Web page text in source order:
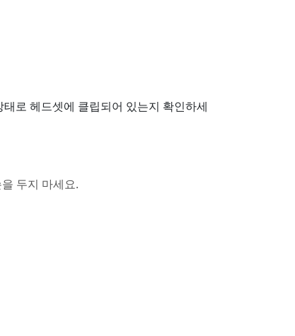
로 헤드셋에 클립되어 있는지 확인하세
두지 마세요.